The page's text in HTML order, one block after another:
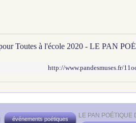
http://www.pandesmuses.fr/
LE PAN POÉTIQUE
événements poétiques